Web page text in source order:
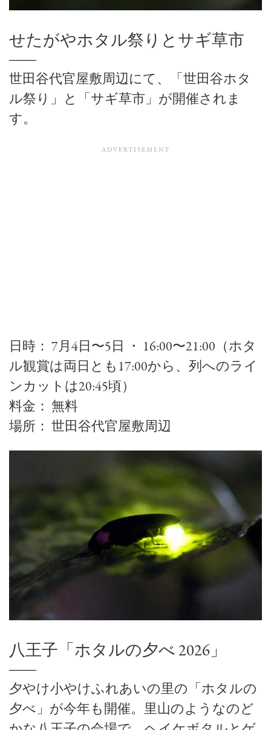
せたがやホタル祭りとサギ草市
世田谷代官屋敷周辺にて、「世田谷ホタ
ル祭り」と「サギ草市」が開催されま
す。
日時： 7月4日〜5日 ・ 16:00〜21:00（ホタ
ル観賞は両日とも17:00から、列へのライ
ンカットは20:45頃）
料金： 無料
場所： 世田谷代官屋敷周辺
八王子「ホタルの夕べ 2026」
夕やけ小やけふれあいの里の「ホタルの
夕べ」が今年も開催。里山のようなのど